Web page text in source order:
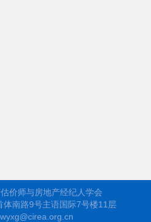
价师与房地产经纪人学会
体南路9号主语国际7号楼11层